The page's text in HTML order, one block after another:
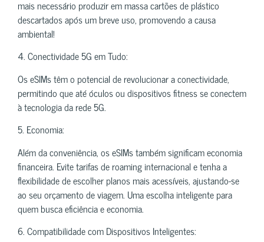
mais necessário produzir em massa cartões de plástico
descartados após um breve uso, promovendo a causa
ambiental!
4. Conectividade 5G em Tudo:
Os eSIMs têm o potencial de revolucionar a conectividade,
permitindo que até óculos ou dispositivos fitness se conectem
à tecnologia da rede 5G.
5. Economia:
Além da conveniência, os eSIMs também significam economia
financeira. Evite tarifas de roaming internacional e tenha a
flexibilidade de escolher planos mais acessíveis, ajustando-se
ao seu orçamento de viagem. Uma escolha inteligente para
quem busca eficiência e economia.
6. Compatibilidade com Dispositivos Inteligentes: